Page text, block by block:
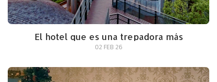
El hotel que es una trepadora más
02 FEB 26